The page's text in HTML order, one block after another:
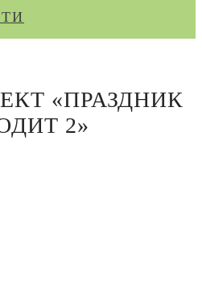
«ПРАЗДНИК
2»